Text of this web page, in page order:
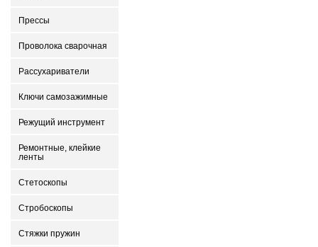
Прессы
Проволока сварочная
Рассухариватели
Ключи самозажимные
Режущий инструмент
Ремонтные, клейкие
ленты
Стетоскопы
Стробоскопы
Стяжки пружин